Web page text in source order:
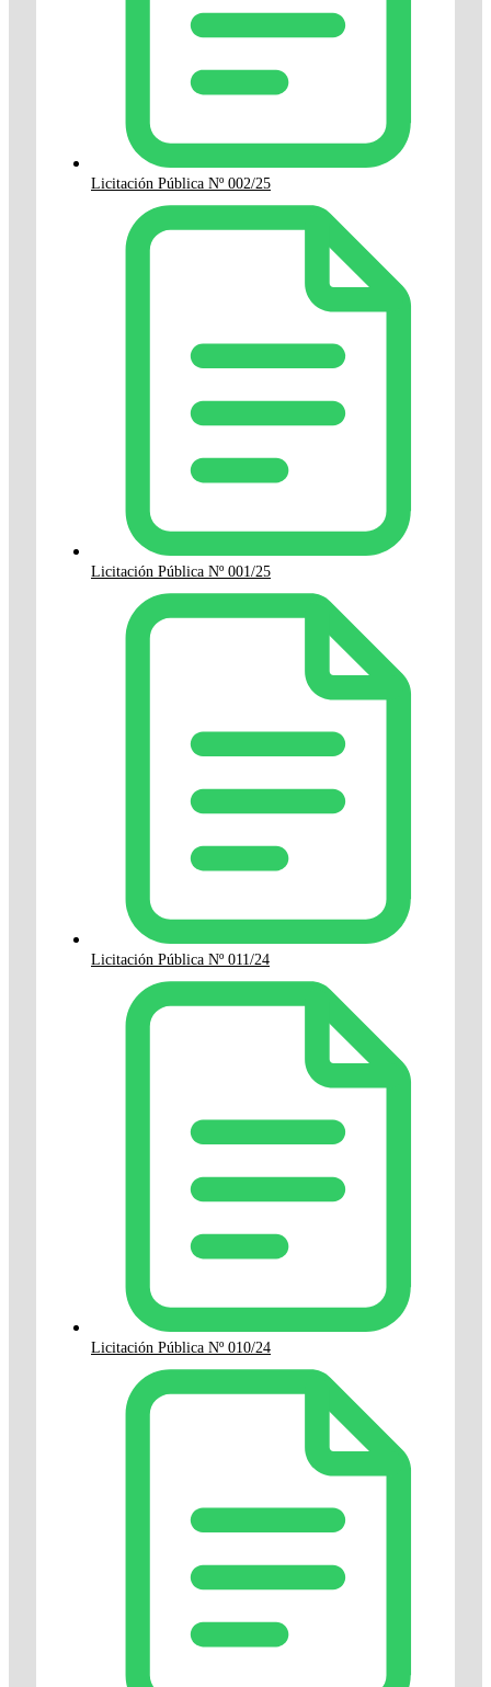
Licitación Pública Nº 002/25
Licitación Pública Nº 001/25
Licitación Pública Nº 011/24
Licitación Pública Nº 010/24